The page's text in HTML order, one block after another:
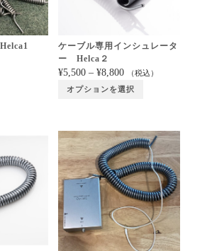
ケーブル専用インシュレータ
ー Helca２
¥5,500 –¥8,800 （税込）
オプションを選択